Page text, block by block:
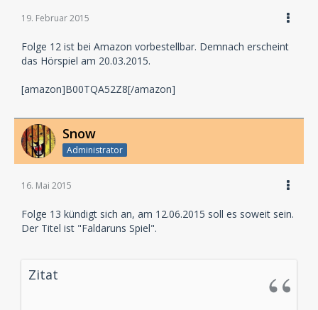
19. Februar 2015
Folge 12 ist bei Amazon vorbestellbar. Demnach erscheint
das Hörspiel am 20.03.2015.
[amazon]B00TQA52Z8[/amazon]
Snow
Administrator
16. Mai 2015
Folge 13 kündigt sich an, am 12.06.2015 soll es soweit sein.
Der Titel ist "Faldaruns Spiel".
Zitat